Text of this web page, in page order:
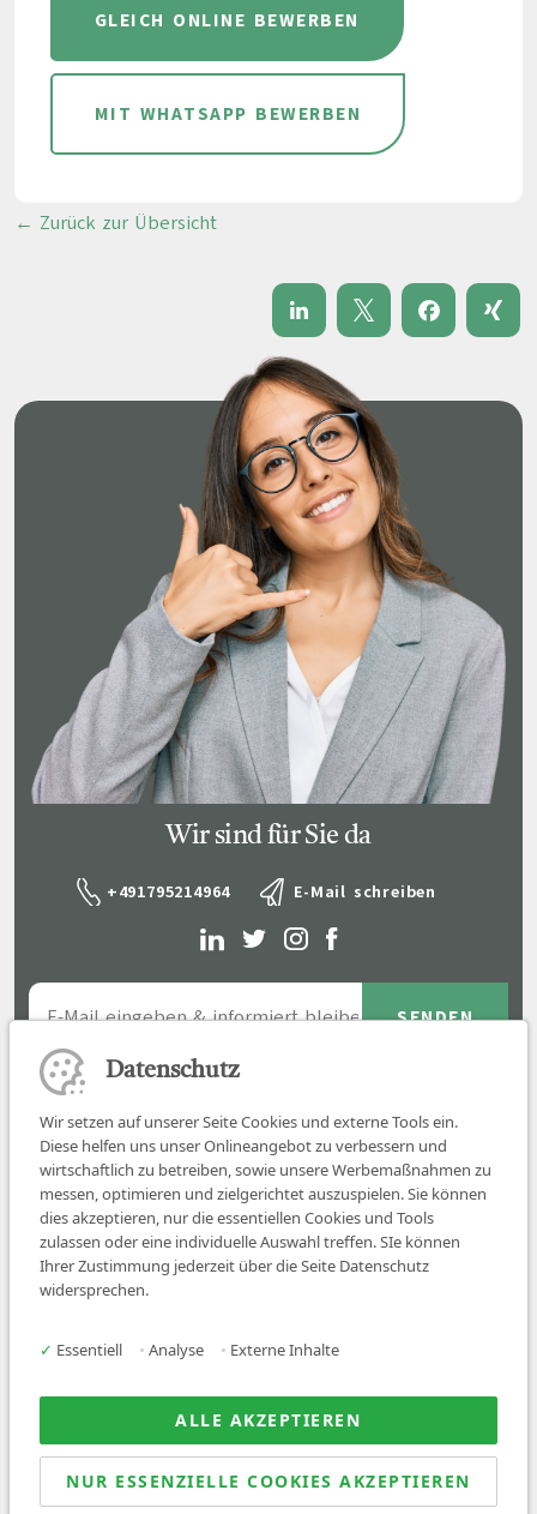
GLEICH ONLINE BEWERBEN
MIT WHATSAPP BEWERBEN
← Zurück zur Übersicht
Wir sind für Sie da
+491795214964 E-Mail schreiben
Job finden
Über uns
News
Datenschutz
Wir setzen auf unserer Seite Cookies und externe Tools ein.
Diese helfen uns unser Onlineangebot zu verbessern und
wirtschaftlich zu betreiben, sowie unsere Werbemaßnahmen zu
messen, optimieren und zielgerichtet auszuspielen. Sie können
dies akzeptieren, nur die essentiellen Cookies und Tools
zulassen oder eine individuelle Auswahl treffen. SIe können
Ihrer Zustimmung jederzeit über die Seite Datenschutz
widersprechen.
✓ Essentiell • Analyse • Externe Inhalte
ALLE AKZEPTIEREN
NUR ESSENZIELLE COOKIES AKZEPTIEREN